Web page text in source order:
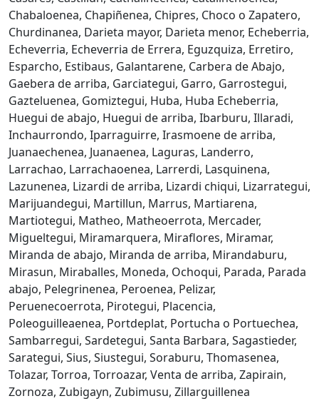
Chabaloenea, Chapiñenea, Chipres, Choco o Zapatero,
Churdinanea, Darieta mayor, Darieta menor, Echeberria,
Echeverria, Echeverria de Errera, Eguzquiza, Erretiro,
Esparcho, Estibaus, Galantarene, Carbera de Abajo,
Gaebera de arriba, Garciategui, Garro, Garrostegui,
Gazteluenea, Gomiztegui, Huba, Huba Echeberria,
Huegui de abajo, Huegui de arriba, Ibarburu, Illaradi,
Inchaurrondo, Iparraguirre, Irasmoene de arriba,
Juanaechenea, Juanaenea, Laguras, Landerro,
Larrachao, Larrachaoenea, Larrerdi, Lasquinena,
Lazunenea, Lizardi de arriba, Lizardi chiqui, Lizarrategui,
Marijuandegui, Martillun, Marrus, Martiarena,
Martiotegui, Matheo, Matheoerrota, Mercader,
Migueltegui, Miramarquera, Miraflores, Miramar,
Miranda de abajo, Miranda de arriba, Mirandaburu,
Mirasun, Miraballes, Moneda, Ochoqui, Parada, Parada
abajo, Pelegrinenea, Peroenea, Pelizar,
Peruenecoerrota, Pirotegui, Placencia,
Poleoguilleaenea, Portdeplat, Portucha o Portuechea,
Sambarregui, Sardetegui, Santa Barbara, Sagastieder,
Sarategui, Sius, Siustegui, Soraburu, Thomasenea,
Tolazar, Torroa, Torroazar, Venta de arriba, Zapirain,
Zornoza, Zubigayn, Zubimusu, Zillarguillenea